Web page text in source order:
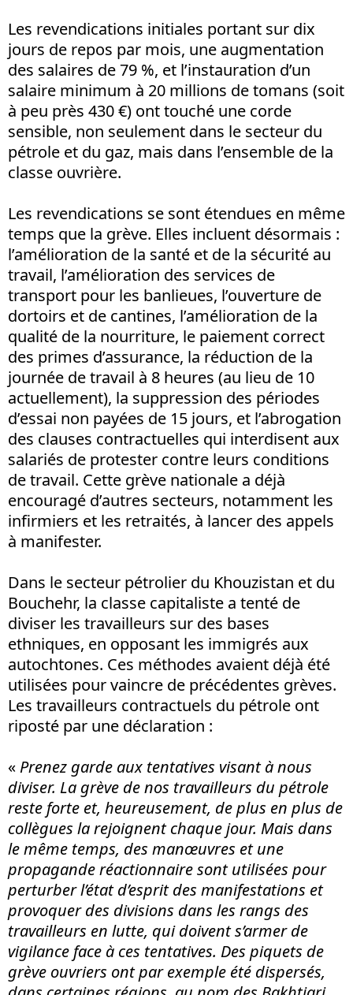
Les revendications initiales portant sur dix
jours de repos par mois, une augmentation
des salaires de 79 %, et l’instauration d’un
salaire minimum à 20 millions de tomans (soit
à peu près 430 €) ont touché une corde
sensible, non seulement dans le secteur du
pétrole et du gaz, mais dans l’ensemble de la
classe ouvrière.
Les revendications se sont étendues en même
temps que la grève. Elles incluent désormais :
l’amélioration de la santé et de la sécurité au
travail, l’amélioration des services de
transport pour les banlieues, l’ouverture de
dortoirs et de cantines, l’amélioration de la
qualité de la nourriture, le paiement correct
des primes d’assurance, la réduction de la
journée de travail à 8 heures (au lieu de 10
actuellement), la suppression des périodes
d’essai non payées de 15 jours, et l’abrogation
des clauses contractuelles qui interdisent aux
salariés de protester contre leurs conditions
de travail. Cette grève nationale a déjà
encouragé d’autres secteurs, notamment les
infirmiers et les retraités, à lancer des appels
à manifester.
Dans le secteur pétrolier du Khouzistan et du
Bouchehr, la classe capitaliste a tenté de
diviser les travailleurs sur des bases
ethniques, en opposant les immigrés aux
autochtones. Ces méthodes avaient déjà été
utilisées pour vaincre de précédentes grèves.
Les travailleurs contractuels du pétrole ont
riposté par une déclaration :
« Prenez garde aux tentatives visant à nous
diviser. La grève de nos travailleurs du pétrole
reste forte et, heureusement, de plus en plus de
collègues la rejoignent chaque jour. Mais dans
le même temps, des manœuvres et une
propagande réactionnaire sont utilisées pour
perturber l’état d’esprit des manifestations et
provoquer des divisions dans les rangs des
travailleurs en lutte, qui doivent s’armer de
vigilance face à ces tentatives. Des piquets de
grève ouvriers ont par exemple été dispersés,